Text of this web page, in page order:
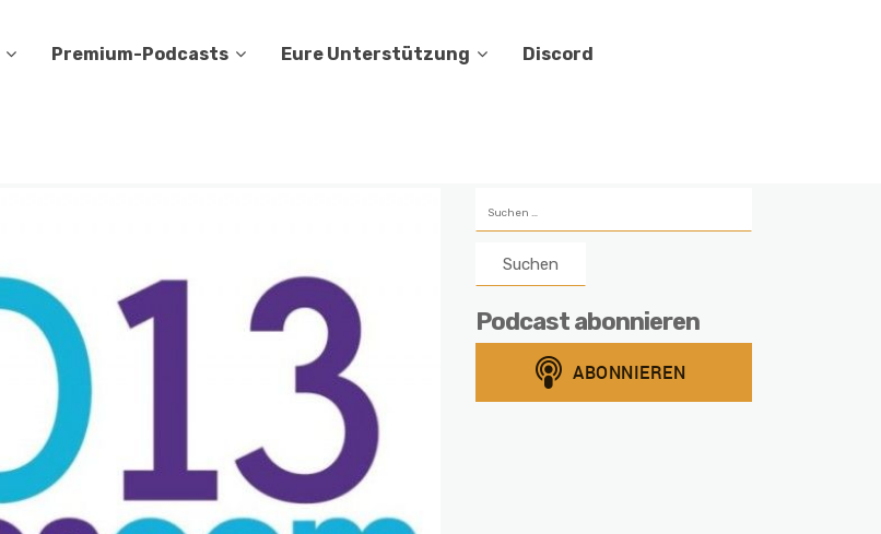
Premium-Podcasts Eure Unterstützung Discord
nach:
Podcast abonnieren